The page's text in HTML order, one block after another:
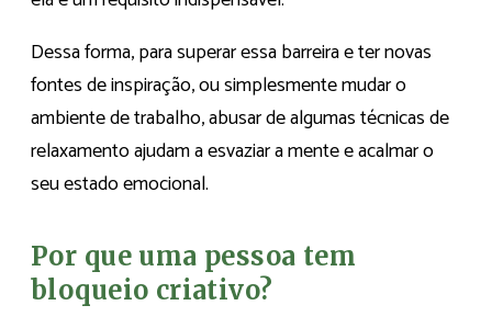
Dessa forma, para superar essa barreira e ter novas
fontes de inspiração, ou simplesmente mudar o
ambiente de trabalho, abusar de algumas técnicas de
relaxamento ajudam a esvaziar a mente e acalmar o
seu estado emocional.
Por que uma pessoa tem
bloqueio criativo?